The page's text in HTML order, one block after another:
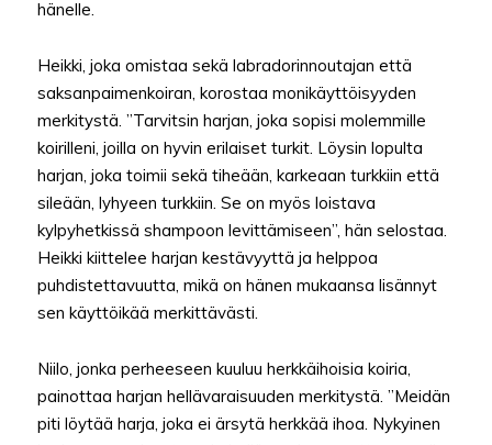
hänelle.
Heikki, joka omistaa sekä labradorinnoutajan että
saksanpaimenkoiran, korostaa monikäyttöisyyden
merkitystä. ”Tarvitsin harjan, joka sopisi molemmille
koirilleni, joilla on hyvin erilaiset turkit. Löysin lopulta
harjan, joka toimii sekä tiheään, karkeaan turkkiin että
sileään, lyhyeen turkkiin. Se on myös loistava
kylpyhetkissä shampoon levittämiseen”, hän selostaa.
Heikki kiittelee harjan kestävyyttä ja helppoa
puhdistettavuutta, mikä on hänen mukaansa lisännyt
sen käyttöikää merkittävästi.
Niilo, jonka perheeseen kuuluu herkkäihoisia koiria,
painottaa harjan hellävaraisuuden merkitystä. ”Meidän
piti löytää harja, joka ei ärsytä herkkää ihoa. Nykyinen